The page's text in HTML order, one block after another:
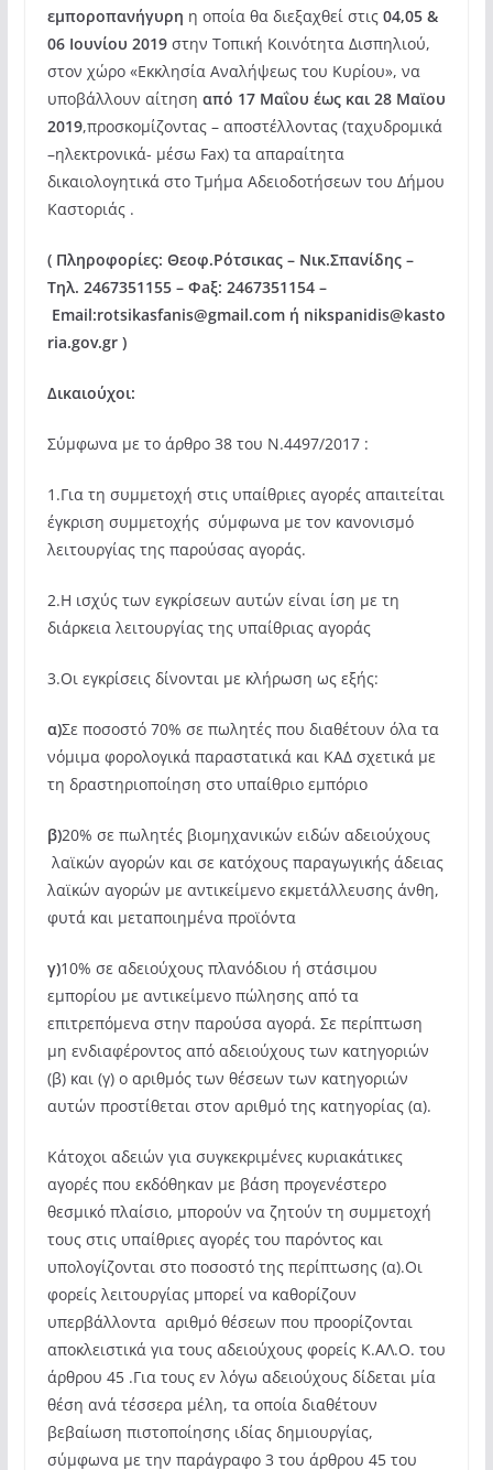
εμποροπανήγυρη η οποία θα διεξαχθεί στις 04,05 &
06 Ιουνίου 2019 στην Τοπική Κοινότητα Δισπηλιού,
στον χώρο «Εκκλησία Αναλήψεως του Κυρίου», να
υποβάλλουν αίτηση από 17 Μαΐου έως και 28 Μαϊου
2019,προσκομίζοντας – αποστέλλοντας (ταχυδρομικά
–ηλεκτρονικά- μέσω Fax) τα απαραίτητα
δικαιολογητικά στο Τμήμα Αδειοδοτήσεων του Δήμου
Καστοριάς .
( Πληροφορίες: Θεοφ.Ρότσικας – Νικ.Σπανίδης –
Τηλ. 2467351155 – Φaξ: 2467351154 –
Email:rotsikasfanis@gmail.comή nikspanidis@kasto
ria.gov.gr)
Δικαιούχοι:
Σύμφωνα με το άρθρο 38 του Ν.4497/2017 :
1.Για τη συμμετοχή στις υπαίθριες αγορές απαιτείται
έγκριση συμμετοχής σύμφωνα με τον κανονισμό
λειτουργίας της παρούσας αγοράς.
2.Η ισχύς των εγκρίσεων αυτών είναι ίση με τη
διάρκεια λειτουργίας της υπαίθριας αγοράς
3.Οι εγκρίσεις δίνονται με κλήρωση ως εξής:
α)Σε ποσοστό 70% σε πωλητές που διαθέτουν όλα τα
νόμιμα φορολογικά παραστατικά και ΚΑΔ σχετικά με
τη δραστηριοποίηση στο υπαίθριο εμπόριο
β)20% σε πωλητές βιομηχανικών ειδών αδειούχους
λαϊκών αγορών και σε κατόχους παραγωγικής άδειας
λαϊκών αγορών με αντικείμενο εκμετάλλευσης άνθη,
φυτά και μεταποιημένα προϊόντα
γ)10% σε αδειούχους πλανόδιου ή στάσιμου
εμπορίου με αντικείμενο πώλησης από τα
επιτρεπόμενα στην παρούσα αγορά. Σε περίπτωση
μη ενδιαφέροντος από αδειούχους των κατηγοριών
(β) και (γ) ο αριθμός των θέσεων των κατηγοριών
αυτών προστίθεται στον αριθμό της κατηγορίας (α).
Κάτοχοι αδειών για συγκεκριμένες κυριακάτικες
αγορές που εκδόθηκαν με βάση προγενέστερο
θεσμικό πλαίσιο, μπορούν να ζητούν τη συμμετοχή
τους στις υπαίθριες αγορές του παρόντος και
υπολογίζονται στο ποσοστό της περίπτωσης (α).Οι
φορείς λειτουργίας μπορεί να καθορίζουν
υπερβάλλοντα αριθμό θέσεων που προορίζονται
αποκλειστικά για τους αδειούχους φορείς Κ.ΑΛ.Ο. του
άρθρου 45 .Για τους εν λόγω αδειούχους δίδεται μία
θέση ανά τέσσερα μέλη, τα οποία διαθέτουν
βεβαίωση πιστοποίησης ιδίας δημιουργίας,
σύμφωνα με την παράγραφο 3 του άρθρου 45 του